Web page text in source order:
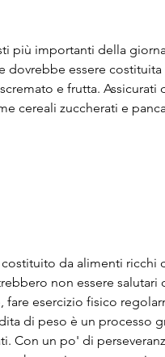
più importanti della
dovrebbe essere
e frutta. Assicurati
cereali zuccherati e
da alimenti
non essere salutari
esercizio fisico
di peso è un processo
Con un po' di